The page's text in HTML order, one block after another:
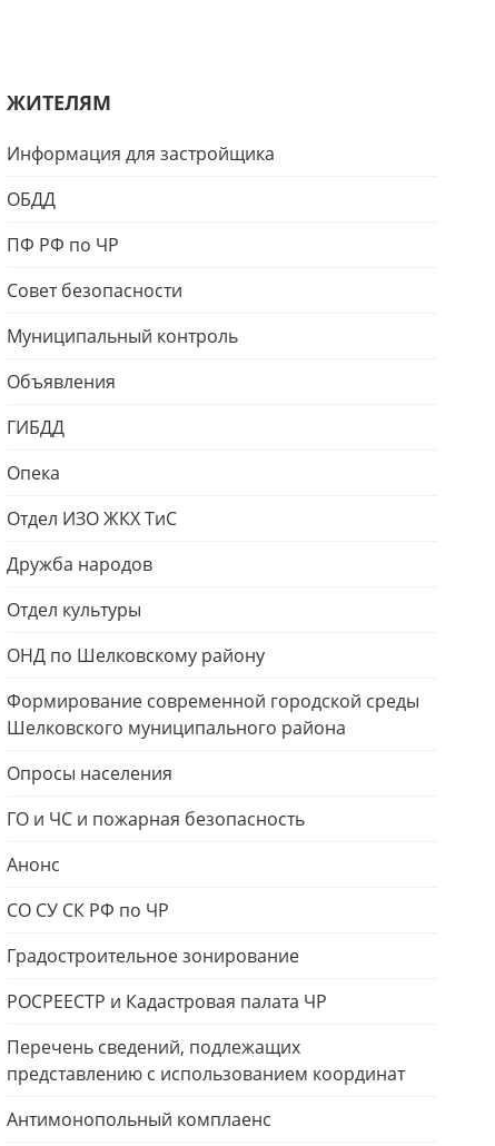
ЖИТЕЛЯМ
Информация для застройщика
ОБДД
ПФ РФ по ЧР
Совет безопасности
Муниципальный контроль
Объявления
ГИБДД
Опека
Отдел ИЗО ЖКХ ТиС
Дружба народов
Отдел культуры
ОНД по Шелковскому району
Формирование современной городской среды
Шелковского муниципального района
Опросы населения
ГО и ЧС и пожарная безопасность
Анонс
СО СУ СК РФ по ЧР
Градостроительное зонирование
РОСРЕЕСТР и Кадастровая палата ЧР
Перечень сведений, подлежащих
представлению с использованием координат
Антимонопольный комплаенс